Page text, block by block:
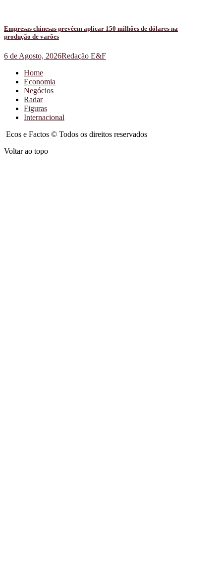
Empresas chinesas prevêem aplicar 150 milhões de dólares na
produção de varões
6 de Agosto, 2026Redação E&F
Home
Economia
Negócios
Radar
Figuras
Internacional
Ecos e Factos © Todos os direitos reservados
Voltar ao topo